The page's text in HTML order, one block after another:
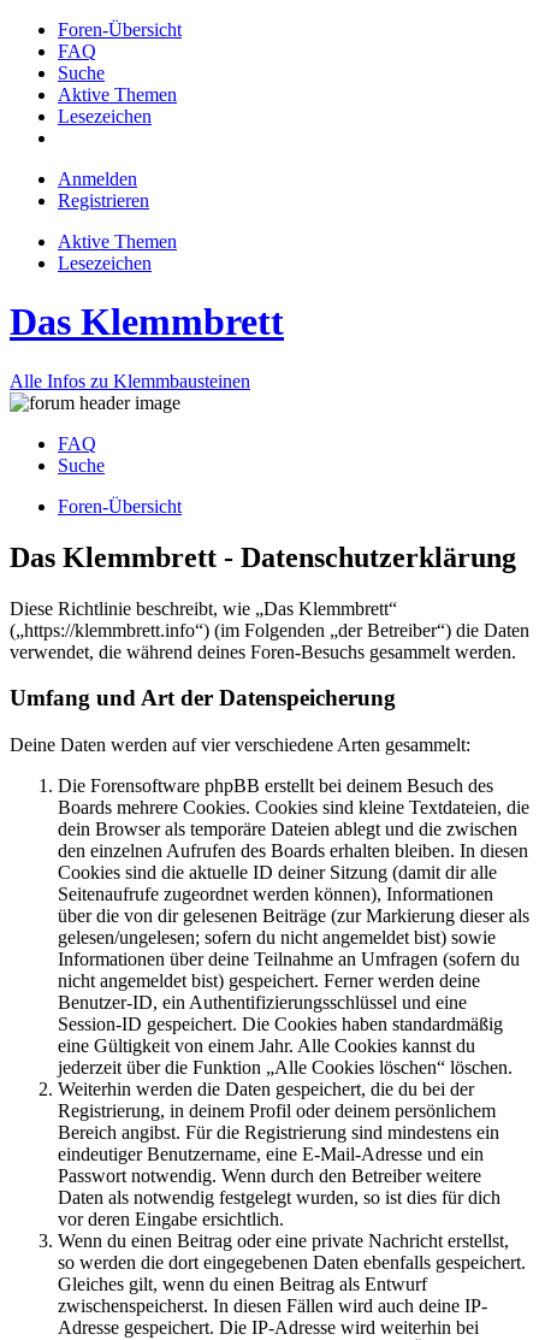
Foren-Übersicht
FAQ
Suche
Aktive Themen
Lesezeichen
Anmelden
Registrieren
Aktive Themen
Lesezeichen
Das Klemmbrett
Alle Infos zu Klemmbausteinen
FAQ
Suche
Foren-Übersicht
Das Klemmbrett - Datenschutzerklärung
Diese Richtlinie beschreibt, wie „Das Klemmbrett“
(„https://klemmbrett.info“) (im Folgenden „der Betreiber“) die Daten
verwendet, die während deines Foren-Besuchs gesammelt werden.
Umfang und Art der Datenspeicherung
Deine Daten werden auf vier verschiedene Arten gesammelt:
Die Forensoftware phpBB erstellt bei deinem Besuch des
Boards mehrere Cookies. Cookies sind kleine Textdateien, die
dein Browser als temporäre Dateien ablegt und die zwischen
den einzelnen Aufrufen des Boards erhalten bleiben. In diesen
Cookies sind die aktuelle ID deiner Sitzung (damit dir alle
Seitenaufrufe zugeordnet werden können), Informationen
über die von dir gelesenen Beiträge (zur Markierung dieser als
gelesen/ungelesen; sofern du nicht angemeldet bist) sowie
Informationen über deine Teilnahme an Umfragen (sofern du
nicht angemeldet bist) gespeichert. Ferner werden deine
Benutzer-ID, ein Authentifizierungsschlüssel und eine
Session-ID gespeichert. Die Cookies haben standardmäßig
eine Gültigkeit von einem Jahr. Alle Cookies kannst du
jederzeit über die Funktion „Alle Cookies löschen“ löschen.
Weiterhin werden die Daten gespeichert, die du bei der
Registrierung, in deinem Profil oder deinem persönlichem
Bereich angibst. Für die Registrierung sind mindestens ein
eindeutiger Benutzername, eine E-Mail-Adresse und ein
Passwort notwendig. Wenn durch den Betreiber weitere
Daten als notwendig festgelegt wurden, so ist dies für dich
vor deren Eingabe ersichtlich.
Wenn du einen Beitrag oder eine private Nachricht erstellst,
so werden die dort eingegebenen Daten ebenfalls gespeichert.
Gleiches gilt, wenn du einen Beitrag als Entwurf
zwischenspeicherst. In diesen Fällen wird auch deine IP-
Adresse gespeichert. Die IP-Adresse wird weiterhin bei